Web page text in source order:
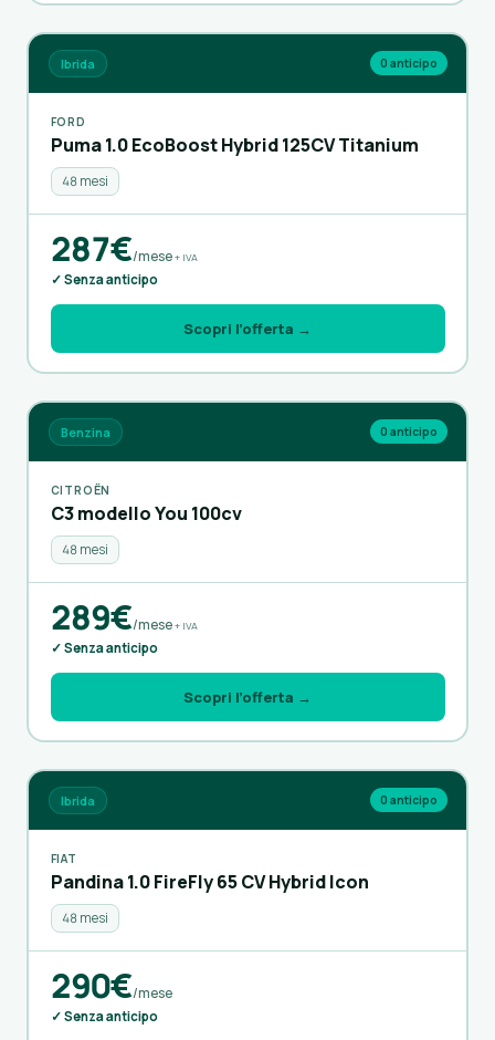
Ibrida 0 anticipo
FORD
Puma 1.0 EcoBoost Hybrid 125CV Titanium
48 mesi
287€/mese+ IVA
✓ Senza anticipo
Scopri l’offerta →
Benzina 0 anticipo
CITROËN
C3 modello You 100cv
48 mesi
289€/mese+ IVA
✓ Senza anticipo
Scopri l’offerta →
Ibrida 0 anticipo
FIAT
Pandina 1.0 FireFly 65 CV Hybrid Icon
48 mesi
290€/mese
✓ Senza anticipo